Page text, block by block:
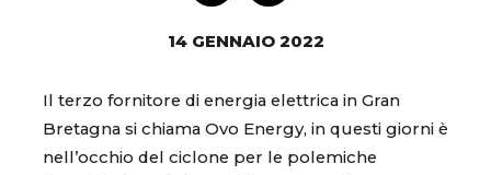
14 GENNAIO 2022
Il terzo fornitore di energia elettrica in Gran
Bretagna si chiama Ovo Energy, in questi giorni è
nell’occhio del ciclone per le polemiche